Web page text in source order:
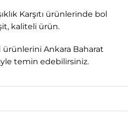
Karşıtı ürünlerinde bol
kaliteli ürün.
ürünlerini Ankara Baharat
temin edebilirsiniz.